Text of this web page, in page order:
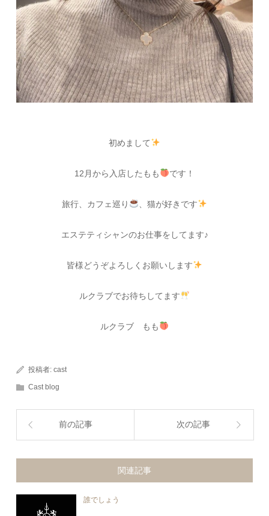
初めまして
12月から入店したもも です！
旅行、カフェ巡り 、猫が好きです
エステティシャンのお仕事をしてます♪
皆様どうぞよろしくお願いします
ルクラブでお待ちしてます
ルクラブ もも
投稿者:cast
Cast blog
前の記事 次の記事
関連記事
誰でしょう